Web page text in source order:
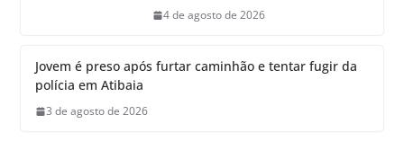
4 de agosto de 2026
Jovem é preso após furtar caminhão e tentar fugir da
polícia em Atibaia
3 de agosto de 2026